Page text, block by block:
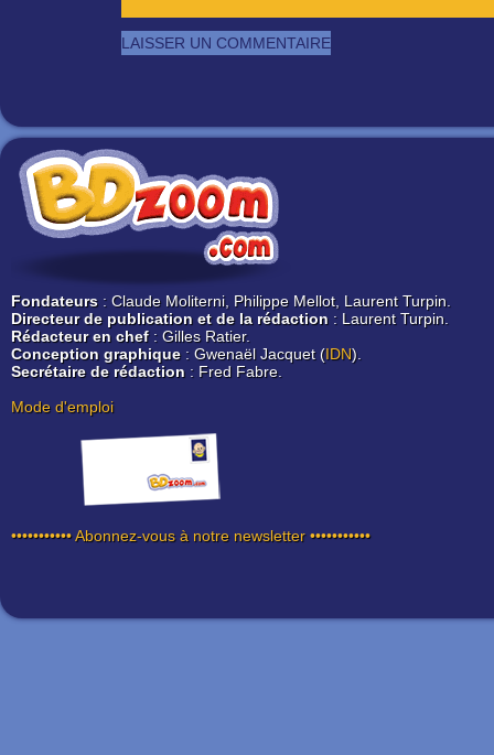
Fondateurs : Claude Moliterni, Philippe Mellot, Laurent Turpin.
Directeur de publication et de la rédaction : Laurent Turpin.
Rédacteur en chef: Gilles Ratier.
Conception graphique: Gwenaël Jacquet (IDN).
Secrétaire de rédaction : Fred Fabre.
Mode d'emploi
••••••••••• Abonnez-vous à notre newsletter •••••••••••